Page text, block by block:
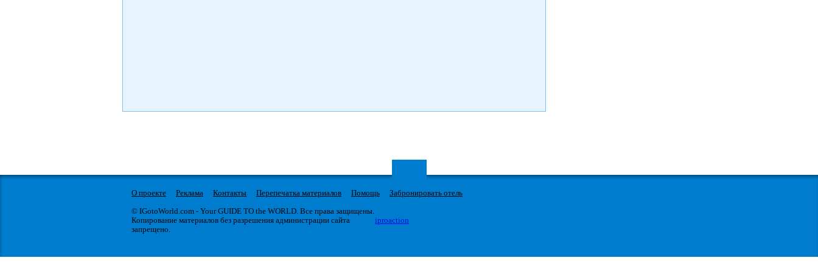
О проекте Реклама Контакты Перепечатка материалов Помощь
Забронировать отель
© IGotoWorld.com - Your GUIDE TO the WORLD. Все права защищены.
Копирование материалов без разрешения администрации сайта
запрещено.
iproaction